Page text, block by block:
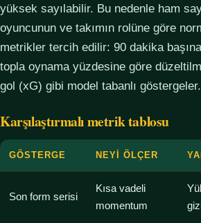
yüksek sayılabilir. Bu nedenle ham
oyuncunun ve takımın rolüne göre
metrikler tercih edilir: 90 dakika
topla oynama yüzdesine göre
gol (xG) gibi model tabanlı göstergeler.
Karşılaştırmalı metrik tablosu
GÖSTERGE NEYI ÖLÇER
Son form serisi
Kısa vadeli
momentum